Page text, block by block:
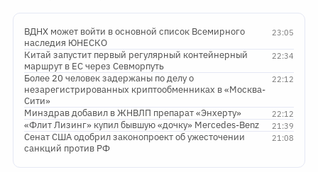
23:05
ВДНХ может войти в основной список Всемирного
наследия ЮНЕСКО
22:34
Китай запустит первый регулярный контейнерный
маршрут в ЕС через Севморпуть
22:12
Более 20 человек задержаны по делу о
незарегистрированных криптообменниках в «Москва-
Сити»
22:12
Минздрав добавил в ЖНВЛП препарат «Энхерту»
21:39
«Флит Лизинг» купил бывшую «дочку» Mercedes-Benz
21:08
Сенат США одобрил законопроект об ужесточении
санкций против РФ